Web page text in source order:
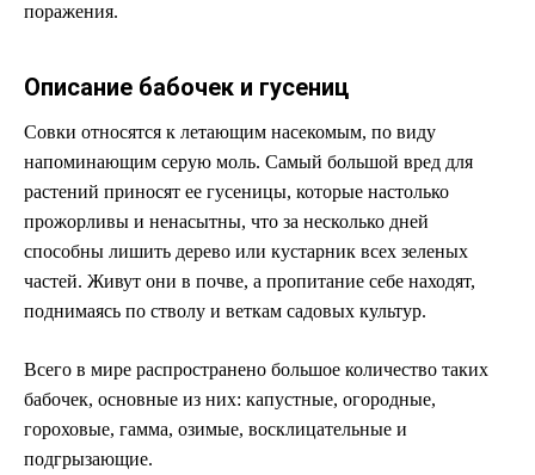
поражения.
Описание бабочек и гусениц
Совки относятся к летающим насекомым, по виду
напоминающим серую моль. Самый большой вред для
растений приносят ее гусеницы, которые настолько
прожорливы и ненасытны, что за несколько дней
способны лишить дерево или кустарник всех зеленых
частей. Живут они в почве, а пропитание себе находят,
поднимаясь по стволу и веткам садовых культур.
Всего в мире распространено большое количество таких
бабочек, основные из них: капустные, огородные,
гороховые, гамма, озимые, восклицательные и
подгрызающие.